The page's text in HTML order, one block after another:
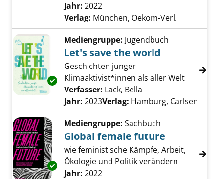
Jahr: 2022
Verlag: München, Oekom-Verl.
Exemplar-Details von Let's save the world
Mediengruppe: Jugendbuch
Let's save the world
Geschichten junger
Klimaaktivist*innen als aller Welt
Verfasser: Lack, Bella
Jahr: 2023Verlag: Hamburg, Carlsen
Exemplar-Details von Global female future
Mediengruppe: Sachbuch
Global female future
wie feministische Kämpfe, Arbeit,
Ökologie und Politik verändern
Suche nach diesem Verfasser
Jahr: 2022